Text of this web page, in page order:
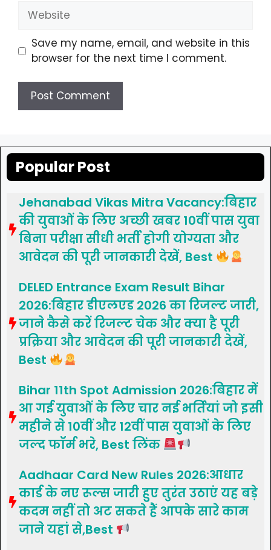
Website
Save my name, email, and website in this
browser for the next time I comment.
Popular Post
Jehanabad Vikas Mitra Vacancy:बिहार
की युवाओं के लिए अच्छी खबर 10वीं पास युवा
बिना परीक्षा सीधी भर्ती होगी योग्यता और
आवेदन की पूरी जानकारी देखें, Best
DELED Entrance Exam Result Bihar
2026:बिहार डीएलएड 2026 का रिजल्ट जारी,
जाने कैसे करें रिजल्ट चेक और क्या है पूरी
प्रक्रिया और आवेदन की पूरी जानकारी देखें,
Best
Bihar 11th Spot Admission 2026:बिहार में
आ गई युवाओं के लिए चार नई भर्तियां जो इसी
महीने से 10वीं और 12वीं पास युवाओं के लिए
जल्द फॉर्म भरे, Best लिंक
Aadhaar Card New Rules 2026:आधार
कार्ड के नए रूल्स जारी हुए तुरंत उठाएं यह बड़े
कदम नहीं तो अट सकते हैं आपके सारे काम
जाने यहां से,Best